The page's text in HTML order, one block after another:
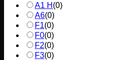
A1 H (0)
A6(0)
F1(0)
F0(0)
F2(0)
F3(0)